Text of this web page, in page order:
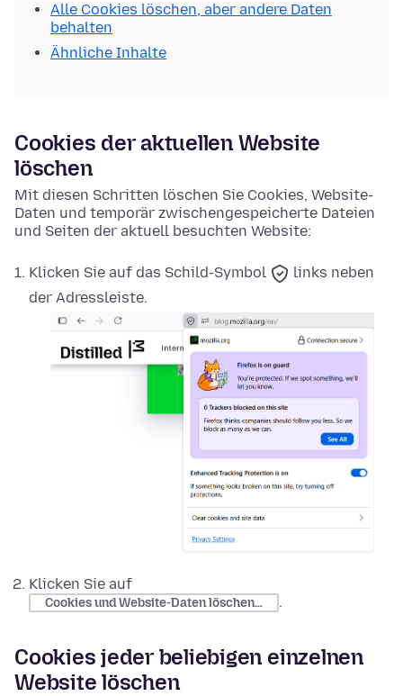
Alle Cookies löschen, aber andere Daten
behalten
Ähnliche Inhalte
Cookies der aktuellen Website
löschen
Mit diesen Schritten löschen Sie Cookies, Website-
Daten und temporär zwischengespeicherte Dateien
und Seiten der aktuell besuchten Website:
Klicken Sie auf das Schild-Symbol
links neben
der Adressleiste.
Klicken Sie auf
Cookies und Website-Daten löschen… .
Cookies jeder beliebigen einzelnen
Website löschen